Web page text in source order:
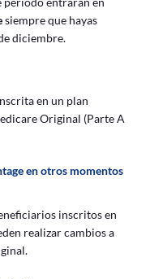
siempre que hayas
diciembre.
en un plan
Original (Parte A
en otros momentos
inscritos en
realizar cambios a